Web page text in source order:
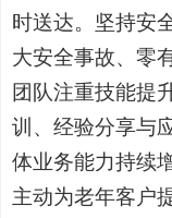
时送达。坚持安
大安全事故、零
团队注重技能提
训、经验分享与
体业务能力持续
主动为老年客户